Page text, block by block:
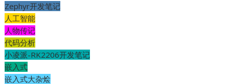
Zephyr开发笔记
人工智能
人物传记
代码分析
小凌派-RK2206开发笔记
嵌入式
嵌入式大杂烩